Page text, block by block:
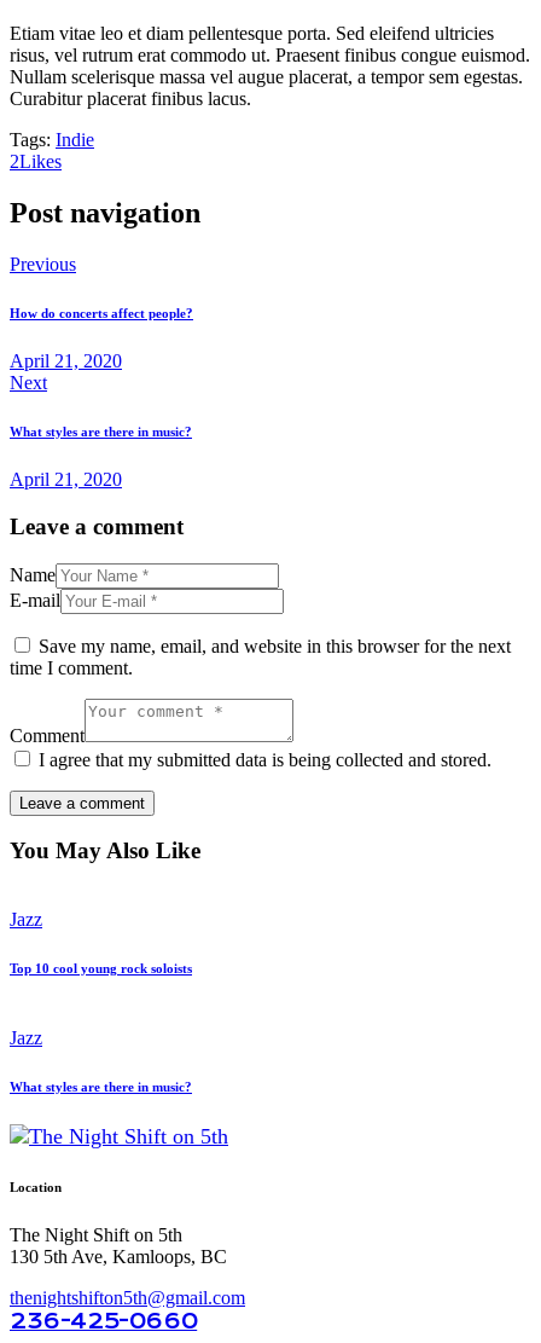
Etiam vitae leo et diam pellentesque porta. Sed eleifend ultricies
risus, vel rutrum erat commodo ut. Praesent finibus congue euismod.
Nullam scelerisque massa vel augue placerat, a tempor sem egestas.
Curabitur placerat finibus lacus.
Tags: Indie
2Likes
Post navigation
Previous
How do concerts affect people?
April 21, 2020
Next
What styles are there in music?
April 21, 2020
Leave a comment
Name
E-mail
Save my name, email, and website in this browser for the next
time I comment.
Comment
I agree that my submitted data is being collected and stored.
You May Also Like
Jazz
Top 10 cool young rock soloists
Jazz
What styles are there in music?
Location
The Night Shift on 5th
130 5th Ave, Kamloops, BC
thenightshifton5th@gmail.com
236-425-0660